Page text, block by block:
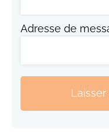
Adresse de